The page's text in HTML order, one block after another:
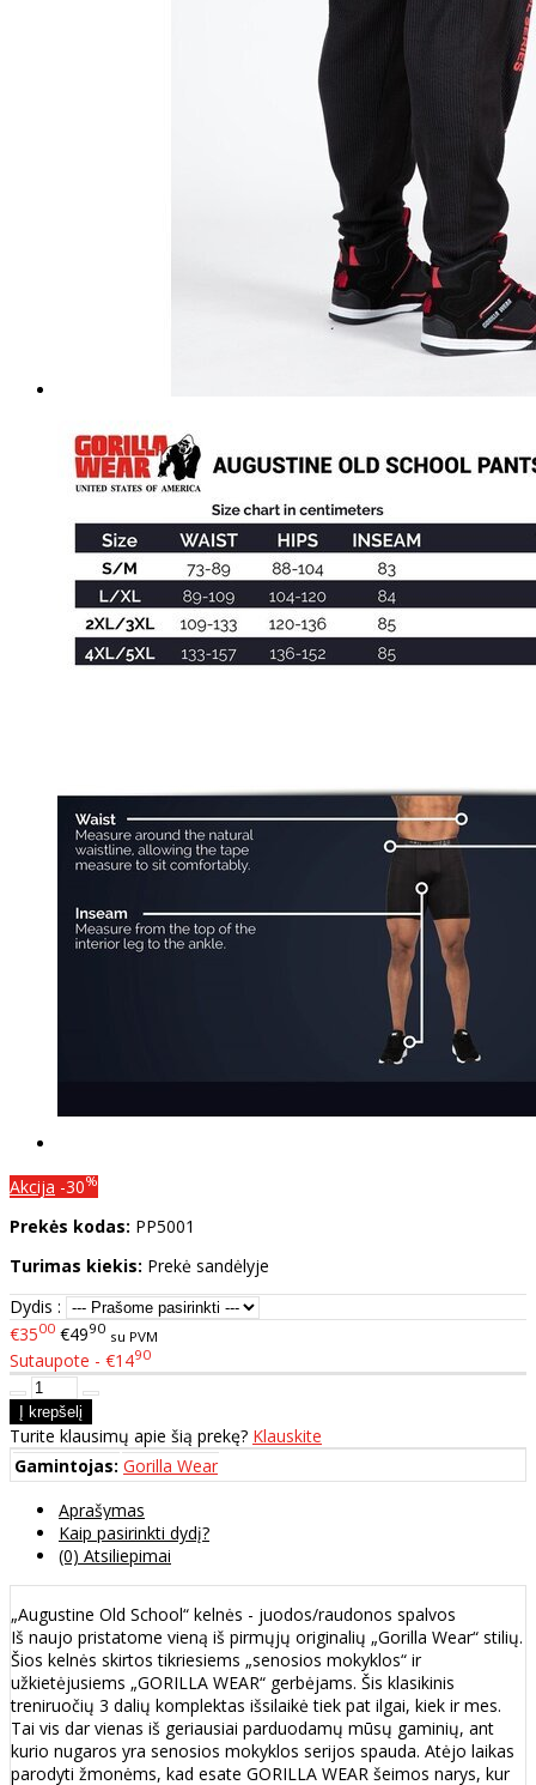
Akcija -30%
Prekės kodas: PP5001
Turimas kiekis: Prekė sandėlyje
Dydis :
€3500 €4990 su PVM
Sutaupote - €1490
Turite klausimų apie šią prekę? Klauskite
Gamintojas: Gorilla Wear
Aprašymas
Kaip pasirinkti dydį?
(0) Atsiliepimai
„Augustine Old School“ kelnės - juodos/raudonos spalvos
Iš naujo pristatome vieną iš pirmųjų originalių „Gorilla Wear“ stilių.
Šios kelnės skirtos tikriesiems „senosios mokyklos“ ir
užkietėjusiems „GORILLA WEAR“ gerbėjams. Šis klasikinis
treniruočių 3 dalių komplektas išsilaikė tiek pat ilgai, kiek ir mes.
Tai vis dar vienas iš geriausiai parduodamų mūsų gaminių, ant
kurio nugaros yra senosios mokyklos serijos spauda. Atėjo laikas
parodyti žmonėms, kad esate GORILLA WEAR šeimos narys, kur